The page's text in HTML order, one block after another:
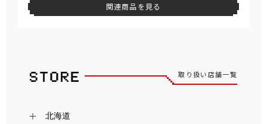
関連商品を見る
取り扱い店舗一覧
北海道